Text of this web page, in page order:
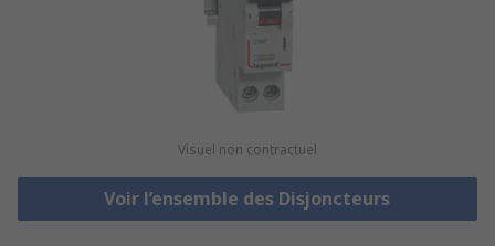
Visuel non contractuel
Voir l’ensemble des Disjoncteurs